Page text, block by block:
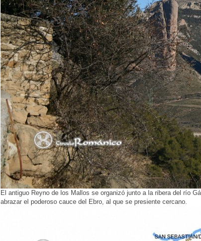
El antiguo Reyno de los Mallos se organizó junto a la ribera del río
abrazar el poderoso cauce del Ebro, al que se presiente cercano.